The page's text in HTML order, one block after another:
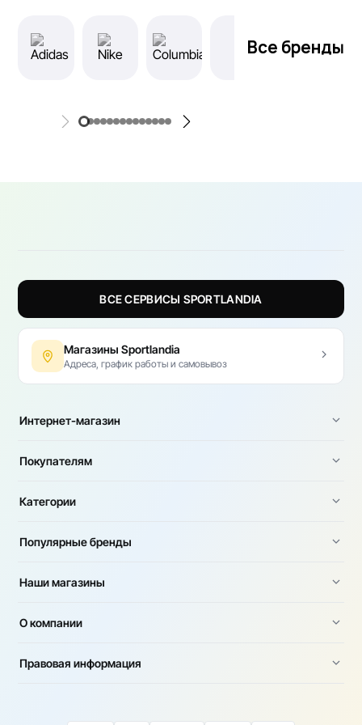
Все бренды
ВСЕ СЕРВИСЫ SPORTLANDIA
Магазины Sportlandia
Адреса, график работы и самовывоз
Интернет-магазин
Покупателям
Категории
Популярные бренды
Наши магазины
О компании
Правовая информация